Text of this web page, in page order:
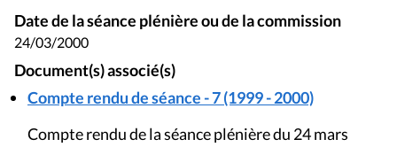
Date de la séance plénière ou de la commission
24/03/2000
Document(s) associé(s)
Compte rendu de séance - 7 (1999 - 2000)
Compte rendu de la séance plénière du 24 mars